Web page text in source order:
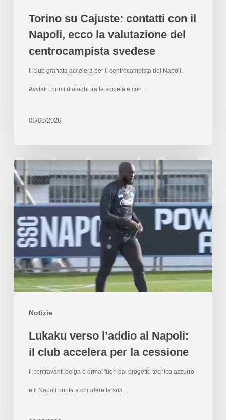
Torino su Cajuste: contatti con il
Napoli, ecco la valutazione del
centrocampista svedese
Il club granata accelera per il centrocampista del Napoli.
Avviati i primi dialoghi tra le società e con…
06/08/2026
Notizie
Lukaku verso l’addio al Napoli:
il club accelera per la cessione
Il centravanti belga è ormai fuori dal progetto tecnico azzurro
e il Napoli punta a chiudere la sua…